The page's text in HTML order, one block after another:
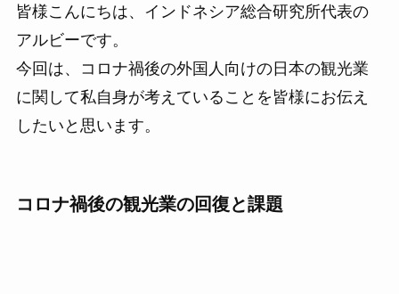
皆様こんにちは、インドネシア総合研究所代表の
アルビーです。
今回は、コロナ禍後の外国人向けの日本の観光業
に関して私自身が考えていることを皆様にお伝え
したいと思います。
コロナ禍後の観光業の回復と課題